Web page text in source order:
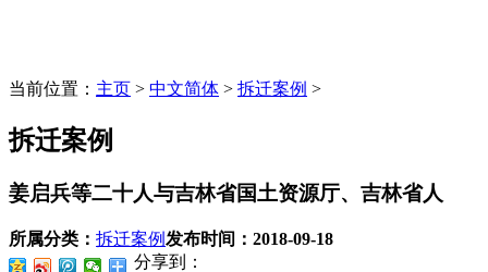
当前位置： 主页 > 中文简体 > 拆迁案例 >
拆迁案例
姜启兵等二十人与吉林省国土资源厅、吉林省人
所属分类： 拆迁案例发布时间： 2018-09-18
分享到：